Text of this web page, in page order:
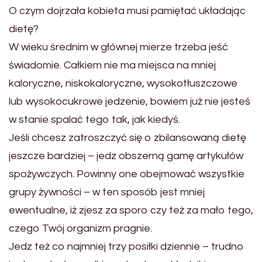
O czym dojrzała kobieta musi pamiętać układając
dietę?
W wieku średnim w głównej mierze trzeba jeść
świadomie. Całkiem nie ma miejsca na mniej
kaloryczne, niskokaloryczne, wysokotłuszczowe
lub wysokocukrowe jedzenie, bowiem już nie jesteś
w stanie spalać tego tak, jak kiedyś.
Jeśli chcesz zatroszczyć się o zbilansowaną dietę
jeszcze bardziej – jedz obszerną gamę artykułów
spożywczych. Powinny one obejmować wszystkie
grupy żywności – w ten sposób jest mniej
ewentualne, iż zjesz za sporo czy też za mało tego,
czego Twój organizm pragnie.
Jedz też co najmniej trzy posiłki dziennie – trudno